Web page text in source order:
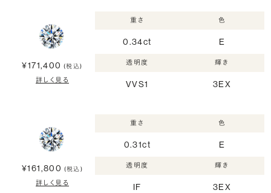
¥171,400 (税込)
詳しく見る
重さ
0.34ct
色
E
透明度
VVS1
輝き
3EX
¥161,800 (税込)
詳しく見る
重さ
0.31ct
色
E
透明度
IF
輝き
3EX